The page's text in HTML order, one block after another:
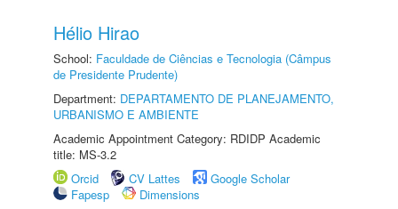
Hélio Hirao
School: Faculdade de Ciências e Tecnologia (Câmpus
de Presidente Prudente)
Department: DEPARTAMENTO DE PLANEJAMENTO,
URBANISMO E AMBIENTE
Academic Appointment Category: RDIDP Academic
title: MS-3.2
Orcid
CV Lattes
Google Scholar
Fapesp
Dimensions